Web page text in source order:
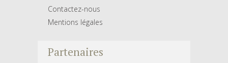
Contactez-nous
Mentions légales
Partenaires